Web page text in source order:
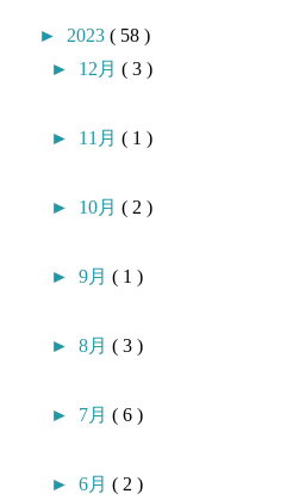
► 2023( 58 )
► 12月( 3 )
► 11月( 1 )
► 10月( 2 )
►9月( 1 )
►8月( 3 )
► 7月( 6 )
►6月( 2 )